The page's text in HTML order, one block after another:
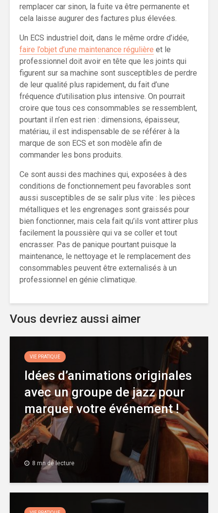
remplacer car sinon, la fuite va être permanente et
cela laisse augurer des factures plus élevées.
Un ECS industriel doit, dans le même ordre d’idée,
faire l’objet d’une maintenance régulière et le
professionnel doit avoir en tête que les joints qui
figurent sur sa machine sont susceptibles de perdre
de leur qualité plus rapidement, du fait d’une
fréquence d’utilisation plus intensive. On pourrait
croire que tous ces consommables se ressemblent,
pourtant il n’en est rien : dimensions, épaisseur,
matériau, il est indispensable de se référer à la
marque de son ECS et son modèle afin de
commander les bons produits.
Ce sont aussi des machines qui, exposées à des
conditions de fonctionnement peu favorables sont
aussi susceptibles de se salir plus vite : les pièces
métalliques et les engrenages sont graissés pour
bien fonctionner, mais cela fait qu’ils vont attirer plus
facilement la poussière qui va se coller et tout
encrasser. Pas de panique pourtant puisque la
maintenance, le nettoyage et le remplacement des
consommables peuvent être externalisés à un
professionnel en génie climatique.
Vous devriez aussi aimer
VIE PRATIQUE
Idées d’animations originales
avec un groupe de jazz pour
marquer votre événement !
8 mn de lecture